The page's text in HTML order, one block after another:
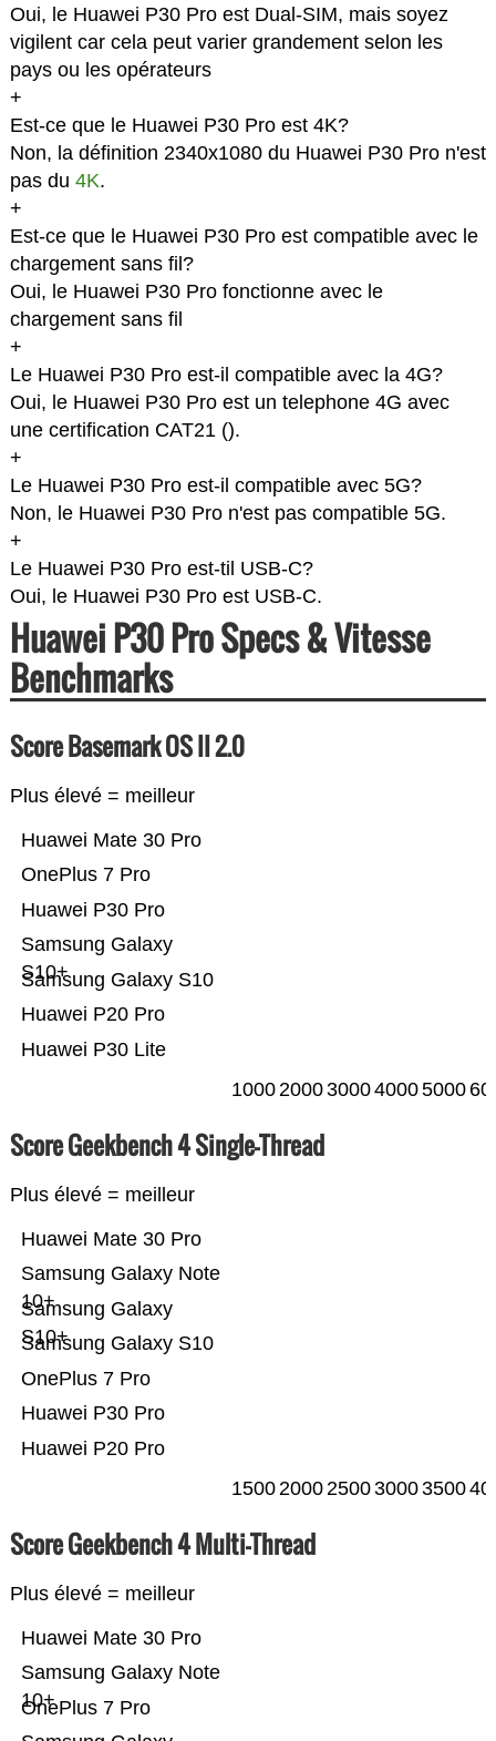
Oui, le Huawei P30 Pro est Dual-SIM, mais soyez
vigilent car cela peut varier grandement selon les
pays ou les opérateurs
+
Est-ce que le Huawei P30 Pro est 4K?
Non, la définition 2340x1080 du Huawei P30 Pro n'est
pas du 4K.
+
Est-ce que le Huawei P30 Pro est compatible avec le
chargement sans fil?
Oui, le Huawei P30 Pro fonctionne avec le
chargement sans fil
+
Le Huawei P30 Pro est-il compatible avec la 4G?
Oui, le Huawei P30 Pro est un telephone 4G avec
une certification CAT21 ().
+
Le Huawei P30 Pro est-il compatible avec 5G?
Non, le Huawei P30 Pro n'est pas compatible 5G.
+
Le Huawei P30 Pro est-til USB-C?
Oui, le Huawei P30 Pro est USB-C.
Huawei P30 Pro Specs & Vitesse
Benchmarks
Score Basemark OS II 2.0
Plus élevé = meilleur
Huawei P30 Lite
Huawei P20 Pro
Samsung Galaxy S10
Samsung Galaxy
S10+
Huawei P30 Pro
OnePlus 7 Pro
Huawei Mate 30 Pro
10002000300040005000
Score Geekbench 4 Single-Thread
Plus élevé = meilleur
Huawei P20 Pro
Huawei P30 Pro
OnePlus 7 Pro
Samsung Galaxy S10
Samsung Galaxy
S10+
Samsung Galaxy Note
10+
Huawei Mate 30 Pro
15002000250030003500
Score Geekbench 4 Multi-Thread
Plus élevé = meilleur
OnePlus 7 Pro
Samsung Galaxy Note
10+
Huawei Mate 30 Pro